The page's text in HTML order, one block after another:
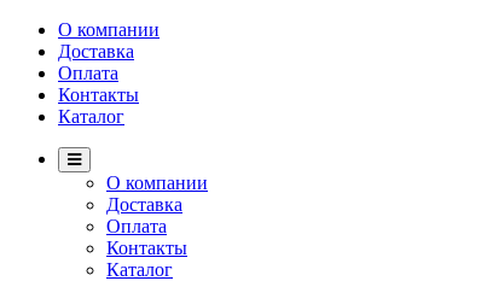
О компании
Доставка
Оплата
Контакты
Каталог
О компании
Доставка
Оплата
Контакты
Каталог